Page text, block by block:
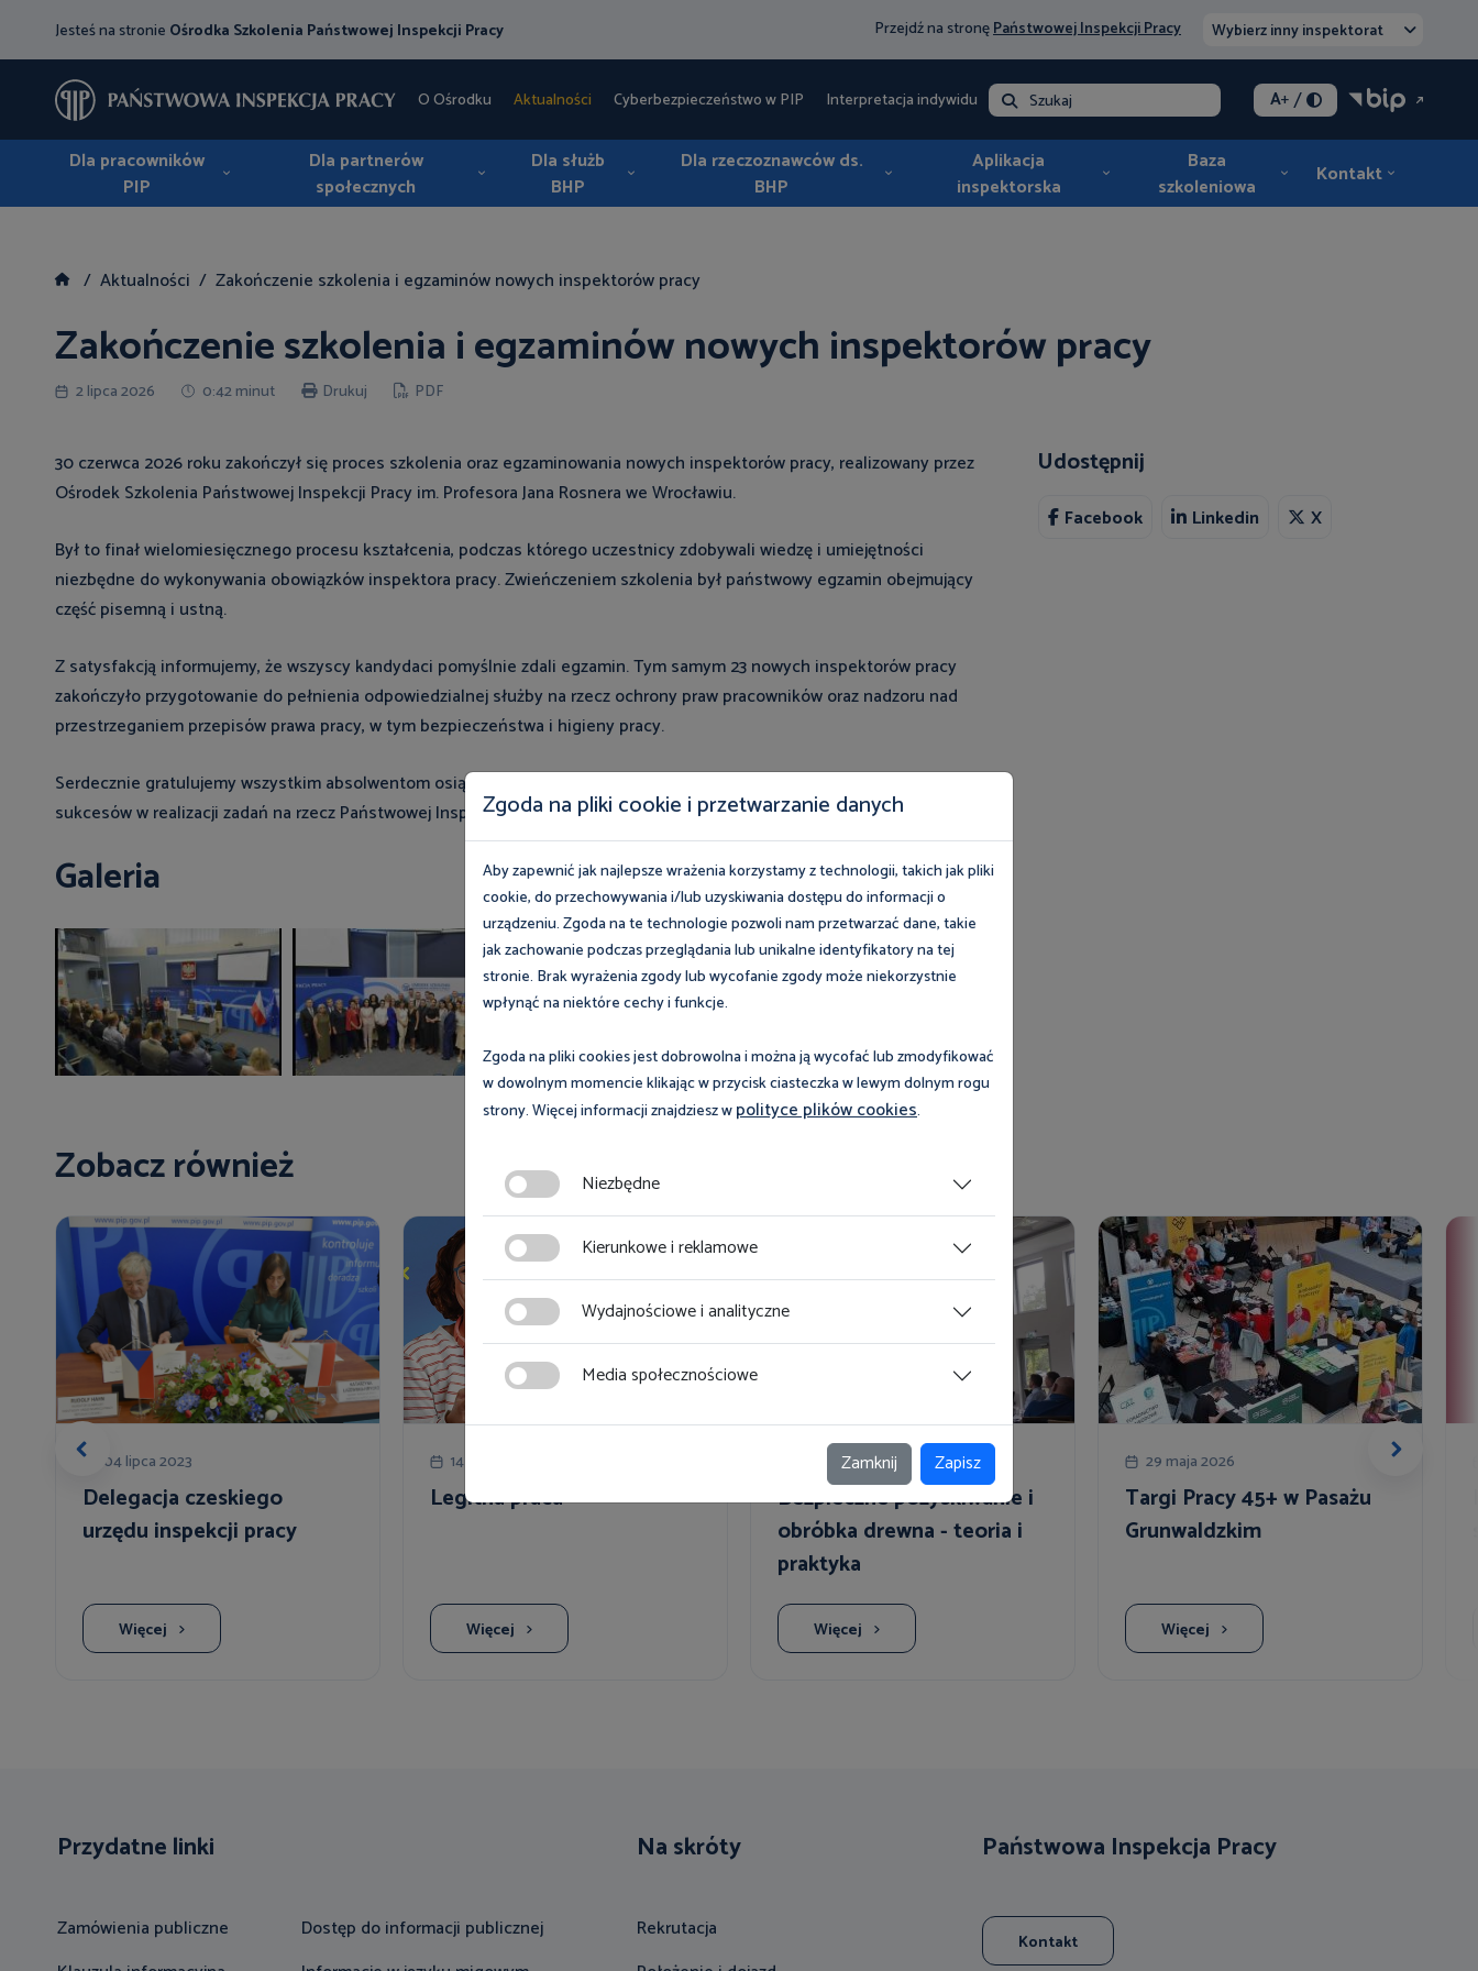
Jesteś na stronie Ośrodka Szkolenia Państwowej Inspekcji Pracy Przejdź na stronęPaństwowej Inspekcji Pracy Wybierz inny inspektorat
O Ośrodku Aktualności Cyberbezpieczeństwo w PIP Interpretacja indywidualna - opłata
Szukaj A+/
Dla pracowników
PIP
Dla partnerów
społecznych
Dla służb
BHP
Dla rzeczoznawców ds.
BHP
Aplikacja
inspektorska
Baza
szkoleniowa
Kontakt
Aktualności Zakończenie szkolenia i egzaminów nowych inspektorów pracy
Zakończenie szkolenia i egzaminów nowych inspektorów pracy
2 lipca 2026 0:42 minut Drukuj PDF
30 czerwca 2026 roku zakończył się proces szkolenia oraz egzaminowania nowych inspektorów pracy, realizowany przez
Ośrodek Szkolenia Państwowej Inspekcji Pracy im. Profesora Jana Rosnera we Wrocławiu.
Był to finał wielomiesięcznego procesu kształcenia, podczas którego uczestnicy zdobywali wiedzę i umiejętności
niezbędne do wykonywania obowiązków inspektora pracy. Zwieńczeniem szkolenia był państwowy egzamin obejmujący
część pisemną i ustną.
Z satysfakcją informujemy, że wszyscy kandydaci pomyślnie zdali egzamin. Tym samym 23 nowych inspektorów pracy
zakończyło przygotowanie do pełnienia odpowiedzialnej służby na rzecz ochrony praw pracowników oraz nadzoru nad
przestrzeganiem przepisów prawa pracy, w tym bezpieczeństwa i higieny pracy.
Serdecznie gratulujemy wszystkim absolwentom osiągniętego wyniku i życzymy powodzenia, satysfakcji oraz wielu
sukcesów w realizacji zadań na rzecz Państwowej Inspekcji Pracy.
Galeria
Udostępnij
Facebook Linkedin X
Zobacz również
04 lipca 2023
Delegacja czeskiego
urzędu inspekcji pracy
Więcej
14 czerwca 2023
Legitna praca
Więcej
07 lipca 2026
Bezpieczne pozyskiwanie i
obróbka drewna - teoria i
praktyka
Więcej
29 maja 2026
Targi Pracy 45+ w Pasażu
Grunwaldzkim
Więcej
Przydatne linki
Zamówienia publiczne
Dostęp do informacji publicznej
Na skróty
Rekrutacja
Państwowa Inspekcja Pracy
Kontakt
Zgoda na pliki cookie i przetwarzanie danych
Aby zapewnić jak najlepsze wrażenia korzystamy z technologii, takich jak pliki
cookie, do przechowywania i/lub uzyskiwania dostępu do informacji o
urządzeniu. Zgoda na te technologie pozwoli nam przetwarzać dane, takie
jak zachowanie podczas przeglądania lub unikalne identyfikatory na tej
stronie. Brak wyrażenia zgody lub wycofanie zgody może niekorzystnie
wpłynąć na niektóre cechy i funkcje.
Zgoda na pliki cookies jest dobrowolna i można ją wycofać lub zmodyfikować
w dowolnym momencie klikając w przycisk ciasteczka w lewym dolnym rogu
strony. Więcej informacji znajdziesz wpolityce plików cookies.
Niezbędne
Kierunkowe i reklamowe
Wydajnościowe i analityczne
Media społecznościowe
Zamknij Zapisz